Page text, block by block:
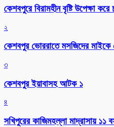
কেশবপুরে বিরামহীন বৃষ্টি উপেক্ষা
২
কেশবপুর ভোররাতে মসজিদের
৩
কেশবপুর ইয়াবাসহ আটক ১
৪
সখিপুরের কাজিমহল্লা মাদ্রাসায় ১১